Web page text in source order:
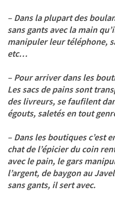
– Dans la plupart des
sans gants avec la main
manipuler leur téléphone,
etc…
– Pour arriver dans les
Les sacs de pains sont
des livreurs, se faufilent
égouts, saletés en tout
– Dans les boutiques c’est
chat de l’épicier du coin
avec le pain, le gars
l’argent, de baygon au
sans gants, il sert avec.